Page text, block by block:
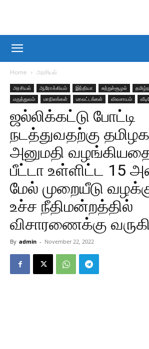
Home அரசியல்
அரசியல் ஆரோக்கியம் இந்தியா சுற்றுச்சூழல்
மருத்துவம்
மாநிலங்கள் மாவட்டங்கள் விவசாயம்
ஜல்லிக்கட்டு போட்டி
நடத்துவதற்கு
அனுமதி வழங்கியதை
பீட்டா உள்ளிட்ட 15
மேல் முறையீடு
உச்ச நீதிமன்றத்தில்
விசாரணைக்கு
By admin - November 22, 2022